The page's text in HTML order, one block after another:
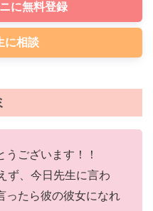
に無料登録
に相談
うございます！！
ず、今日先生に言わ
ったら彼の彼女になれ